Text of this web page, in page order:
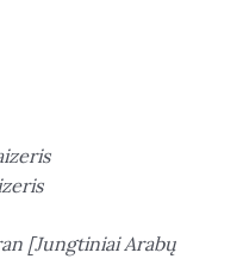
[Jungtiniai Arabų